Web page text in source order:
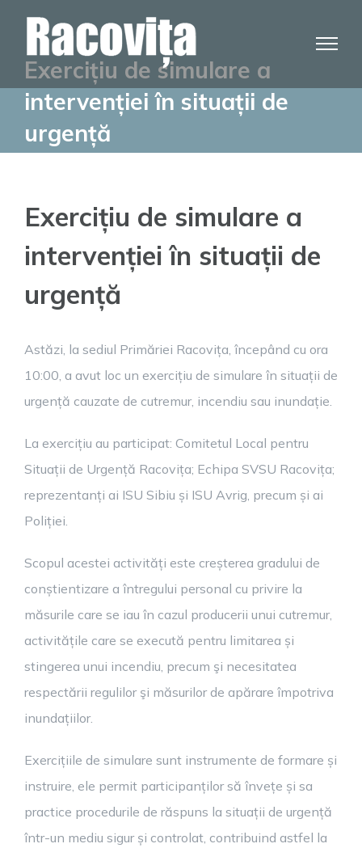
contentExercițiu de simulare a
intervenției în situații de
urgență
Exercițiu de simulare a
intervenției în situații de
urgență
Astăzi, la sediul Primăriei Racovița, începând cu ora
10:00, a avut loc un exercițiu de simulare în situații de
urgență cauzate de cutremur, incendiu sau inundație.
La exercițiu au participat: Comitetul Local pentru
Situații de Urgență Racovița; Echipa SVSU Racovița;
reprezentanți ai ISU Sibiu și ISU Avrig, precum și ai
Poliției.
Scopul acestei activități este creșterea gradului de
conștientizare a întregului personal cu privire la
măsurile care se iau în cazul producerii unui cutremur,
activitățile care se execută pentru limitarea și
stingerea unui incendiu, precum şi necesitatea
respectării regulilor şi măsurilor de apărare împotriva
inundațiilor.
Exercițiile de simulare sunt instrumente de formare și
instruire, ele permit participanților să învețe și sa
practice procedurile de răspuns la situații de urgență
într-un mediu sigur și controlat, contribuind astfel la